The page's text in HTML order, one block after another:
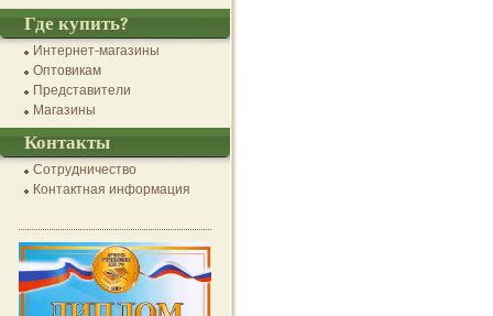
Где купить?
Интернет-магазины
Оптовикам
Представители
Магазины
Контакты
Сотрудничество
Контактная информация